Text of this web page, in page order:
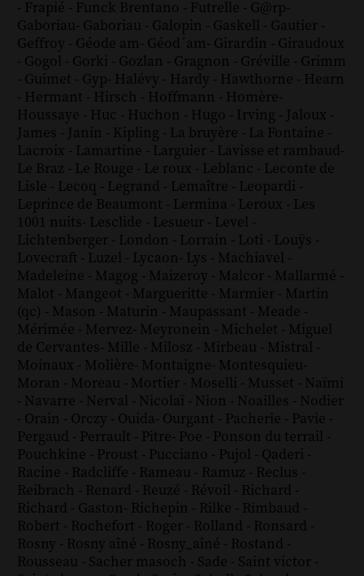
- Frapié - Funck Brentano - Futrelle - G@rp-
Gaboriau- Gaboriau - Galopin - Gaskell - Gautier -
Geffroy - Géode am- Géod´am- Girardin - Giraudoux
- Gogol - Gorki - Gozlan - Gragnon - Gréville - Grimm
- Guimet - Gyp- Halévy - Hardy - Hawthorne - Hearn
- Hermant - Hirsch - Hoffmann - Homère-
Houssaye - Huc - Huchon - Hugo - Irving - Jaloux -
James - Janin - Kipling - La bruyère - La Fontaine -
Lacroix - Lamartine - Larguier - Lavisse et rambaud-
Le Braz - Le Rouge - Le roux - Leblanc - Leconte de
Lisle - Lecoq - Legrand - Lemaître - Leopardi -
Leprince de Beaumont - Lermina - Leroux - Les
1001 nuits- Lesclide - Lesueur - Level -
Lichtenberger - London - Lorrain - Loti - Louÿs -
Lovecraft - Luzel - Lycaon- Lys - Machiavel -
Madeleine - Magog - Maizeroy - Malcor - Mallarmé -
Malot - Mangeot - Margueritte - Marmier - Martin
(qc) - Mason - Maturin - Maupassant - Meade -
Mérimée - Mervez- Meyronein - Michelet - Miguel
de Cervantes- Mille - Milosz - Mirbeau - Mistral -
Moinaux - Molière- Montaigne- Montesquieu-
Moran - Moreau - Mortier - Moselli - Musset - Naïmi
- Navarre - Nerval - Nicolaï - Nion - Noailles - Nodier
- Orain - Orczy - Ouida- Ourgant - Pacherie - Pavie -
Pergaud - Perrault - Pitre- Poe - Ponson du terrail -
Pouchkine - Proust - Pucciano - Pujol - Qaderi -
Racine - Radcliffe - Rameau - Ramuz - Reclus -
Reibrach - Renard - Reuzé - Révoil - Richard -
Richard - Gaston- Richepin - Rilke - Rimbaud -
Robert - Rochefort - Roger - Rolland - Ronsard -
Rosny - Rosny aîné - Rosny_aîné - Rostand -
Rousseau - Sacher masoch - Sade - Saint victor -